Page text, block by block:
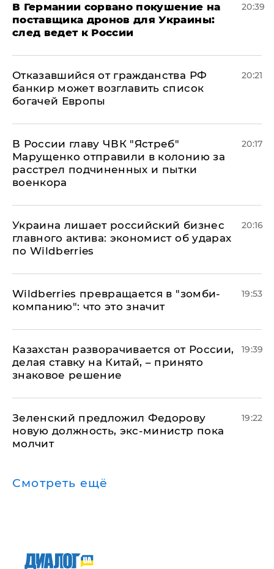
​В Германии сорвано покушение на
поставщика дронов для Украины:
след ведет к России
20:39
Отказавшийся от гражданства РФ
банкир может возглавить список
богачей Европы
20:21
В России главу ЧВК "Ястреб"
Марущенко отправили в колонию за
расстрел подчиненных и пытки
военкора
20:17
​Украина лишает российский бизнес
главного актива: экономист об ударах
по Wildberries
20:16
Wildberries превращается в "зомби-
компанию": что это значит
19:53
Казахстан разворачивается от России,
делая ставку на Китай, – принято
знаковое решение
19:39
Зеленский предложил Федорову
новую должность, экс-министр пока
молчит
19:22
Смотреть ещё